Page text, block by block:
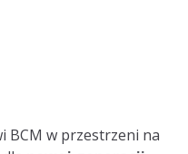
BCM w przestrzeni na